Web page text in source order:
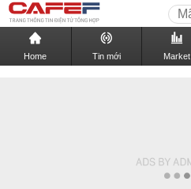
Home Tin mới Market